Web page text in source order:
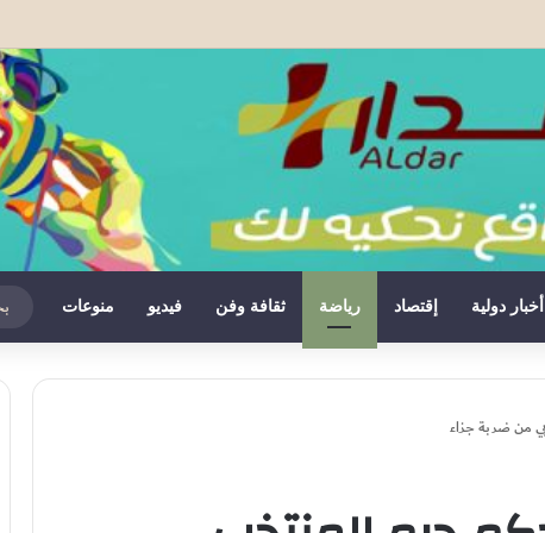
المغرب على صحرائه «قرار تاريخي»…
أخبار دولية إقتصاد رياضة ثقافة وفن فيديو منوعات
من ضربة جزاء